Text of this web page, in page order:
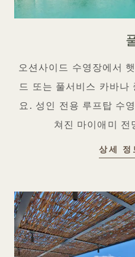
오션사이드 수영장에서
드 또는 풀서비스 카바나
요. 성인 전용 루프탑 수
쳐진 마이애미 전
상세 정